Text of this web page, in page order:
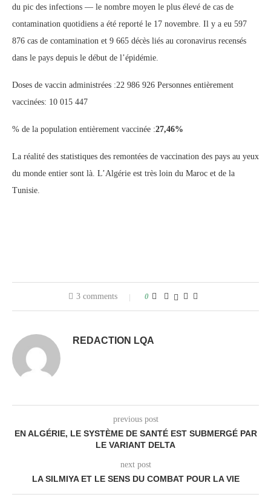
du pic des infections — le nombre moyen le plus élevé de cas de
contamination quotidiens a été reporté le 17 novembre. Il y a eu 597
876 cas de contamination et 9 665 décès liés au coronavirus recensés
dans le pays depuis le début de l’épidémie.
Doses de vaccin administrées :22 986 926 Personnes entièrement
vaccinées: 10 015 447
% de la population entièrement vaccinée :27,46%
La réalité des statistiques des remontées de vaccination des pays au yeux
du monde entier sont là. L’Algérie est très loin du Maroc et de la
Tunisie.
3 comments 0
REDACTION LQA
previous post
EN ALGÉRIE, LE SYSTÈME DE SANTÉ EST SUBMERGÉ PAR
LE VARIANT DELTA
next post
LA SILMIYA ET LE SENS DU COMBAT POUR LA VIE